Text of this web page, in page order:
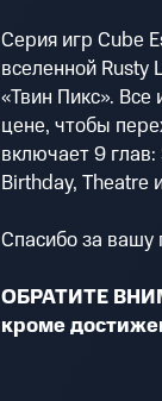
Серия игр Cube
вселенной Rusty
«Твин Пикс».
цене, чтобы
включает 9
Birthday, Theatre
Спасибо за вашу
ОБРАТИТЕ
кроме